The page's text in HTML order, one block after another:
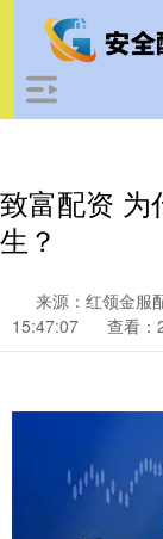
致富配资 为
生？
来源：红领金服
15:47:07
查看：